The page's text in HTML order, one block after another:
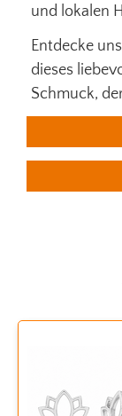
und lokalen
Entdecke
dieses
Schmuck,